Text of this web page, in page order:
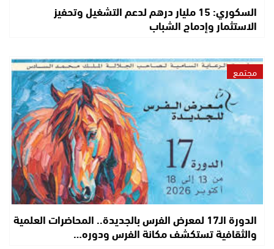
السكوري: 15 مليار درهم لدعم التشغيل وتحفيز
الاستثمار وإدماج الشباب
مجتمع
الدورة الـ17 لمعرض الفرس بالجديدة.. المحاضرات العلمية
والثقافية تستكشف مكانة الفرس ودوره…